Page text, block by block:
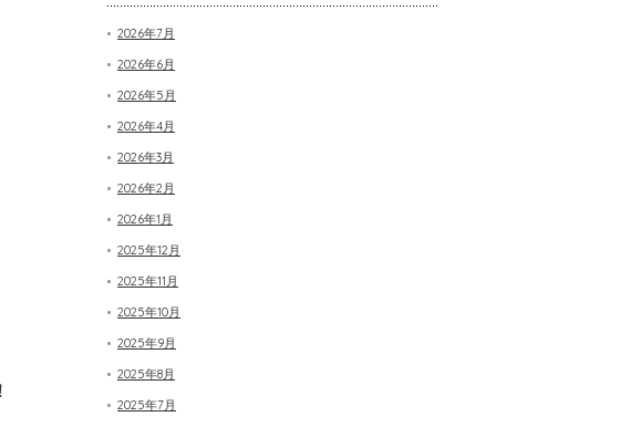
2026年7月
2026年6月
2026年5月
2026年4月
2026年3月
2026年2月
2026年1月
2025年12月
2025年11月
2025年10月
2025年9月
2025年8月
2025年7月